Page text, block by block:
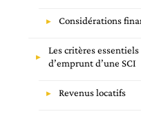
Considérations
Les critères
d’emprunt d’une SCI
Revenus locatifs